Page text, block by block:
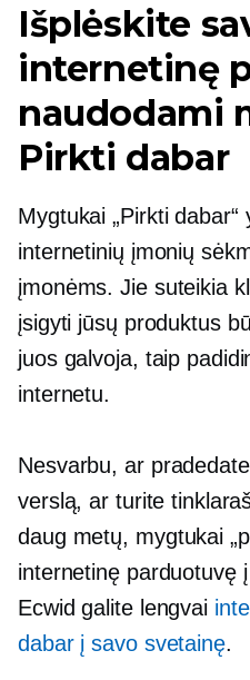
Išplėskite
internetinę
naudodami
Pirkti dabar
Mygtukai „Pirkti
internetinių įmonių
įmonėms. Jie suteikia
įsigyti jūsų produktus
juos galvoja, taip
internetu.
Nesvarbu, ar
verslą, ar turite
daug metų, mygtukai
internetinę parduotuvę
Ecwid galite lengvai
dabar į savo svetainę.